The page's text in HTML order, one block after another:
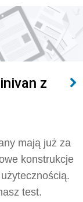
z
mają już za
konstrukcje
test.